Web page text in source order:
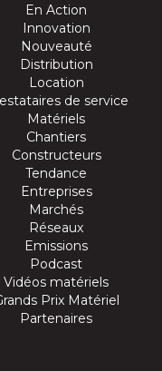
En Action
Innovation
Nouveauté
Distribution
Location
de service
Matériels
Chantiers
Constructeurs
Tendance
Entreprises
Marchés
Réseaux
Emissions
Podcast
Vidéos matériels
Prix Matériel
Partenaires